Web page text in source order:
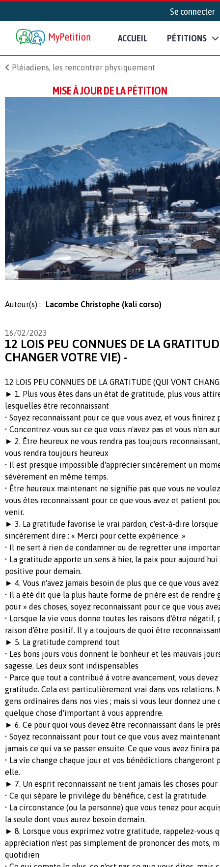
Se connecter
ACCUEIL PÉTITIONS
Pléiadiens, les rencontrer physiquement
MISE À JOUR DE LA PÉTITION
Auteur(s) : Lacombe Christophe (kali corso)
16/02/2023
12 LOIS PEU CONNUES DE LA
CHANGER VOTRE VIE) -
12 LOIS PEU CONNUES DE LA GRATITUDE (QUI VONT
► 1. Plus vous êtes dans un état de gratitude, plus vous
lesquelles être reconnaissant
• Soyez reconnaissant pour ce que vous avez, et vous finirez
• Concentrez-vous sur ce que vous n'avez pas et vous n'en
► 2. Être heureux ne vous rendra pas toujours
vous rendra toujours heureux
• Il est presque impossible d'apprécier sincèrement un
sévèrement en même temps.
• Être heureux maintenant ne signifie pas que vous ne
vous êtes reconnaissant pour ce que vous avez et patient
venir.
► 3. La gratitude favorise le vrai pardon, c'est-à-dire lorsque
sincèrement dire : « Merci pour cette expérience. »
• Il ne sert à rien de condamner ou de regretter une
• La gratitude apporte un sens à hier, la paix pour
positive pour demain.
► 4. Vous n'avez jamais besoin de plus que ce que vous
• Il a été dit que la plus haute forme de prière est de rendre
pour » des choses, soyez reconnaissant pour ce que vous
• Lorsque la vie vous donne toutes les raisons d'être négatif,
raison d'être positif. Il y a toujours de quoi être
► 5. La gratitude comprend tout
• Les bons jours vous donnent le bonheur et les mauvais
sagesse. Les deux sont indispensables
• Parce que tout a contribué à votre avancement, vous
gratitude. Cela est particulièrement vrai dans vos relations.
gens ordinaires dans nos vies ; mais si vous leur donnez une
quelque chose d'important à vous apprendre.
► 6. Ce pour quoi vous devez être reconnaissant dans le
• Soyez reconnaissant pour tout ce que vous avez
jamais ce qui va se passer ensuite. Ce que vous avez finira
• La vie change chaque jour et vos bénédictions changeront
elle.
► 7. Un esprit reconnaissant ne tient jamais les choses pour
• Ce qui sépare le privilège du bénéfice, c'est la gratitude.
• La circonstance (ou la personne) que vous tenez pour
la seule dont vous aurez besoin demain.
► 8. Lorsque vous exprimez votre gratitude, rappelez-vous
appréciation n'est pas simplement de prononcer des mots,
quotidien